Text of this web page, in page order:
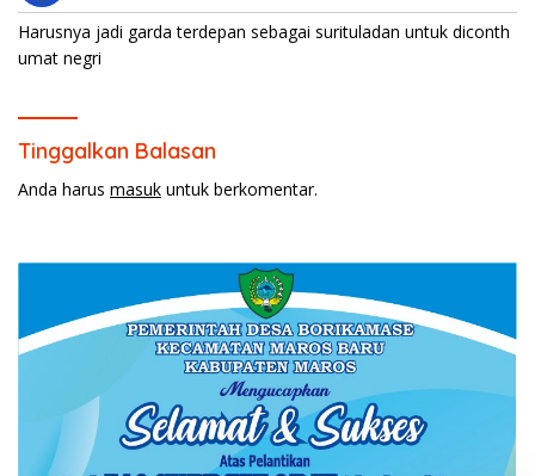
Harusnya jadi garda terdepan sebagai surituladan untuk diconth
umat negri
Tinggalkan Balasan
Anda harus masuk untuk berkomentar.